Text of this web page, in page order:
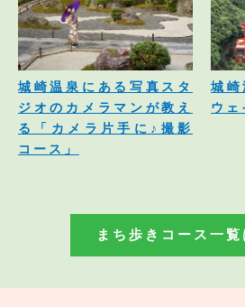
城崎温泉にある写真スタ
ジオのカメラマンが教え
る「カメラ片手に♪撮影
コース」
城崎
ウェ
まち歩きコース一覧